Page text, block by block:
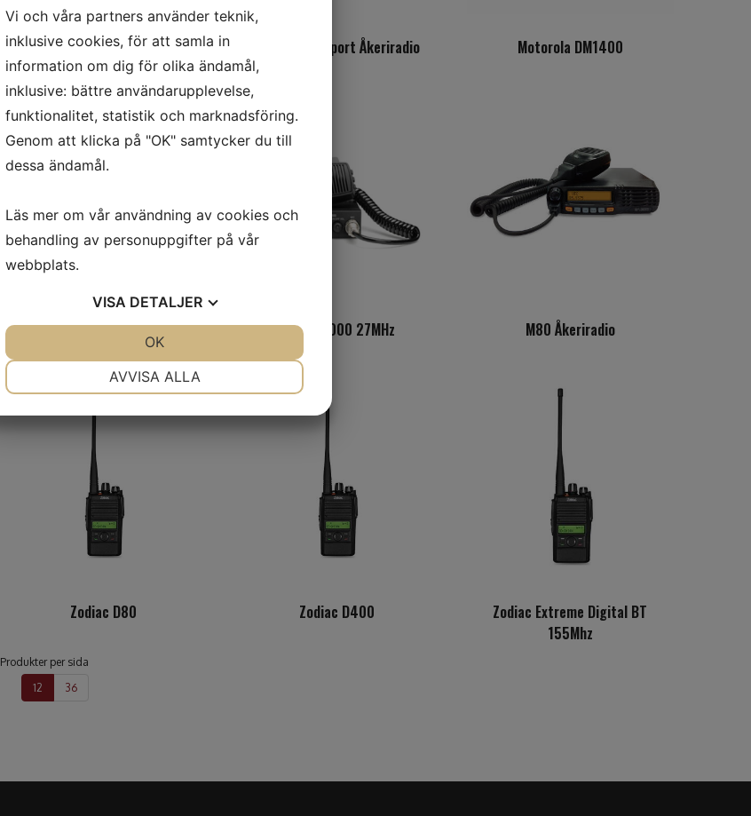
V-com V45 80MHz Zodiac Transport Åkeriradio Motorola DM1400
3M Peltor WS LiteCom Danita 3000 27MHz M80 Åkeriradio
Zodiac D80 Zodiac D400
Zodiac Extreme Digital BT
155Mhz
Produkter per sida
12
36
Vi och våra partners använder teknik,
inklusive cookies, för att samla in
information om dig för olika ändamål,
inklusive: bättre användarupplevelse,
funktionalitet, statistik och marknadsföring.
Genom att klicka på "OK" samtycker du till
dessa ändamål.
Läs mer om vår användning av cookies och
behandling av personuppgifter på vår
webbplats.
VISA DETALJER
AVVISA ALLA
OK